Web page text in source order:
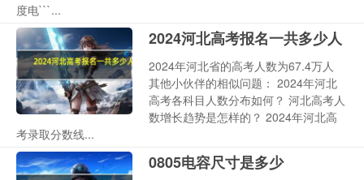
度电```...
2024河北高考报名一共多少人
2024年河北省的高考人数为67.4万人
其他小伙伴的相似问题： 2024年河北
高考各科目人数分布如何？ 河北高考人
数增长趋势是怎样的？ 2024年河北高
考录取分数线...
0805电容尺寸是多少